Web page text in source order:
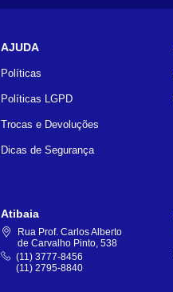
AJUDA
Políticas
Políticas LGPD
Trocas e Devoluções
Dicas de Segurança
Atibaia
Rua Prof. Carlos Alberto
de Carvalho Pinto, 538
(11) 3777-8456
(11) 2795-8840